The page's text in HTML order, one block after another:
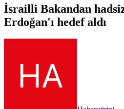
İsrailli Bakandan
Erdoğan'ı hedef aldı